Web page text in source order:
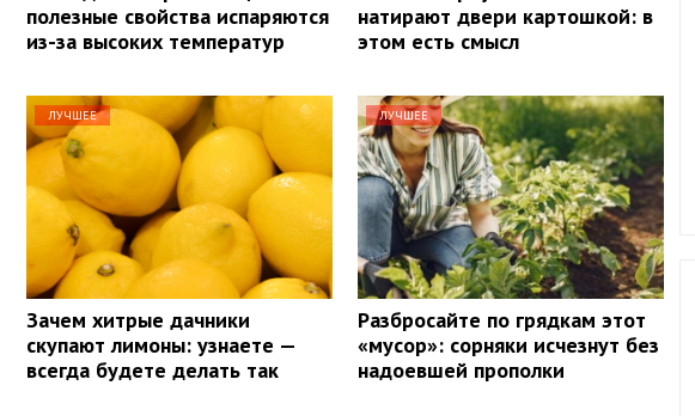
полезные свойства испаряются
из-за высоких температур
натирают двери картошкой: в
этом есть смысл
ЛУЧШЕЕ
Зачем хитрые дачники
скупают лимоны: узнаете —
всегда будете делать так
ЛУЧШЕЕ
Разбросайте по грядкам этот
«мусор»: сорняки исчезнут без
надоевшей прополки